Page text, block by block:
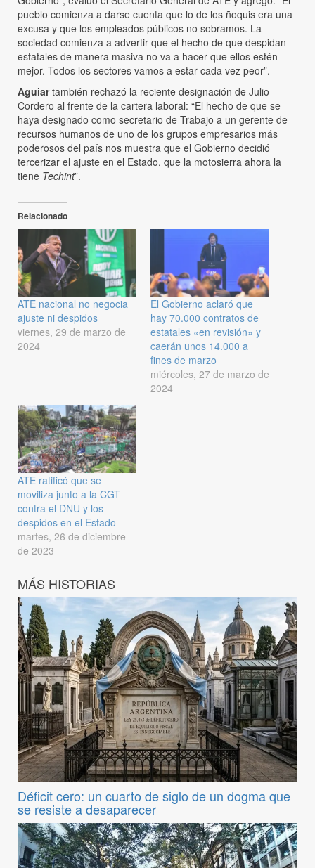
pueblo comienza a darse cuenta que lo de los ñoquis era una
excusa y que los empleados públicos no sobramos. La
sociedad comienza a advertir que el hecho de que despidan
estatales de manera masiva no va a hacer que ellos estén
mejor. Todos los sectores vamos a estar cada vez peor”.
Aguiartambién rechazó la reciente designación de Julio
Cordero al frente de la cartera laboral: “El hecho de que se
haya designado como secretario de Trabajo a un gerente de
recursos humanos de uno de los grupos empresarios más
poderosos del país nos muestra que el Gobierno decidió
tercerizar el ajuste en el Estado, que la motosierra ahora la
tiene Techint”.
Relacionado
ATE nacional no negocia
ajuste ni despidos
viernes, 29 de marzo de
2024
El Gobierno aclaró que
hay 70.000 contratos de
estatales «en revisión» y
caerán unos 14.000 a
fines de marzo
miércoles, 27 de marzo de
2024
ATE ratificó que se
moviliza junto a la CGT
contra el DNU y los
despidos en el Estado
martes, 26 de diciembre
de 2023
MÁS HISTORIAS
Déficit cero: un cuarto de siglo de un dogma que
se resiste a desaparecer